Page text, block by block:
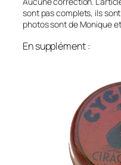
sont pas complets, ils
photos sont de Monique
En supplément :